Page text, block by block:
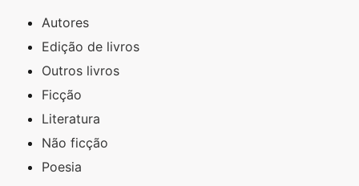
Autores
Edição de livros
Outros livros
Ficção
Literatura
Não ficção
Poesia